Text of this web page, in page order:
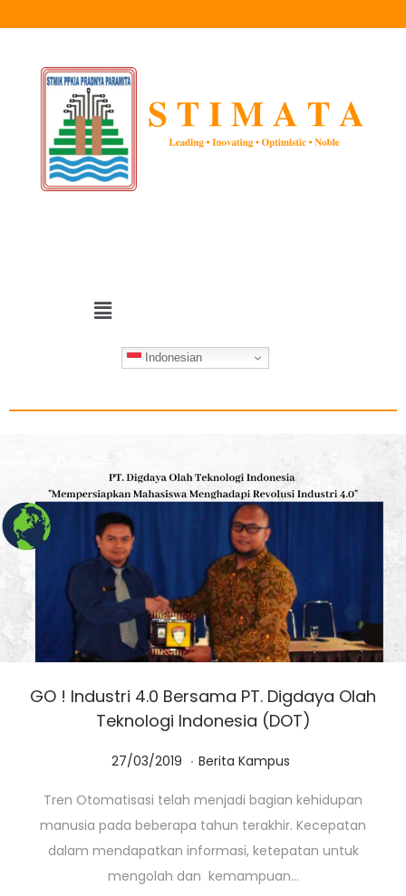
Indonesian
GO ! Industri 4.0 Bersama PT. Digdaya Olah
Teknologi Indonesia (DOT)
Posted on
27/03/2019 0
/
0
3
/
. Posted in
Berita Kampus
Tren Otomatisasi telah menjadi bagian kehidupan
manusia pada beberapa tahun terakhir. Kecepatan
dalam mendapatkan informasi, ketepatan untuk
mengolah dan kemampuan…